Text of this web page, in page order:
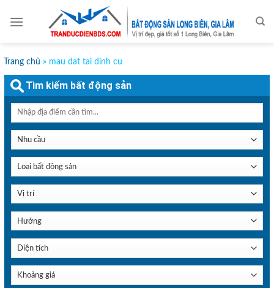
Trang chủ » mau dat tai dinh cu
Tìm kiếm bất động sản